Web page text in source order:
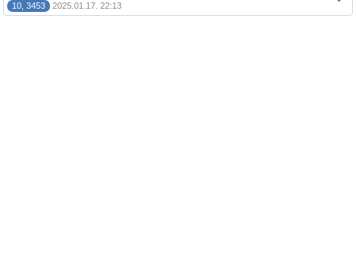
10, 3453 2025.01.17. 22:13